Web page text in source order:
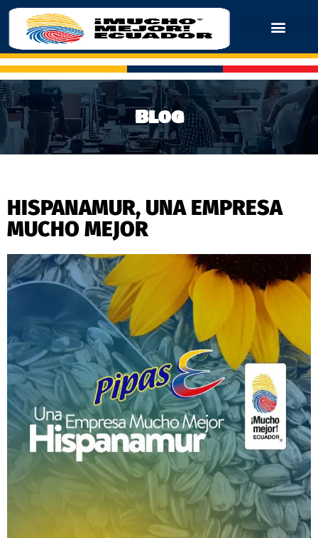
Blog
HISPANAMUR, UNA EMPRESA
MUCHO MEJOR